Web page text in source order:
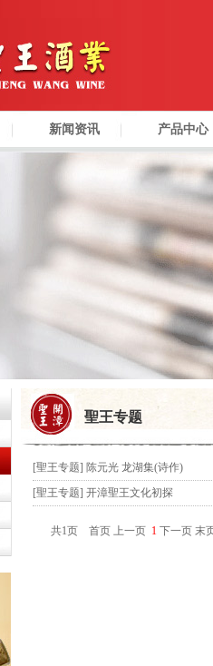
新闻资讯 产品中心
聖王专题
[聖王专题] 陈元光 龙湖集(诗作)
[聖王专题] 开漳聖王文化初探
共1页 首页 上一页 1下一页 末